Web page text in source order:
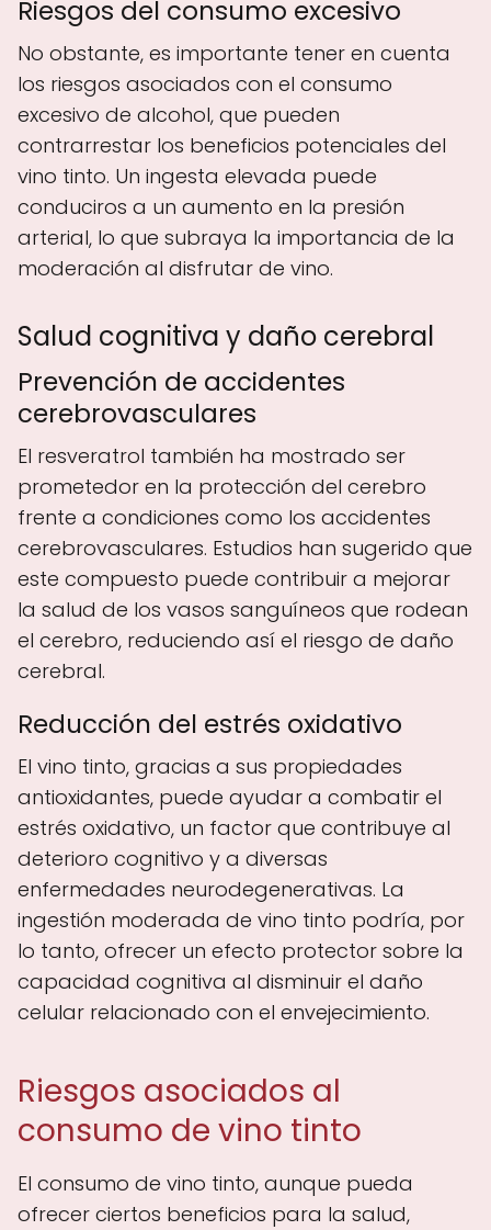
Riesgos del consumo excesivo
No obstante, es importante tener en cuenta
los riesgos asociados con el consumo
excesivo de alcohol, que pueden
contrarrestar los beneficios potenciales del
vino tinto. Un ingesta elevada puede
conduciros a un aumento en la presión
arterial, lo que subraya la importancia de la
moderación al disfrutar de vino.
Salud cognitiva y daño cerebral
Prevención de accidentes
cerebrovasculares
El resveratrol también ha mostrado ser
prometedor en la protección del cerebro
frente a condiciones como los accidentes
cerebrovasculares. Estudios han sugerido que
este compuesto puede contribuir a mejorar
la salud de los vasos sanguíneos que rodean
el cerebro, reduciendo así el riesgo de daño
cerebral.
Reducción del estrés oxidativo
El vino tinto, gracias a sus propiedades
antioxidantes, puede ayudar a combatir el
estrés oxidativo, un factor que contribuye al
deterioro cognitivo y a diversas
enfermedades neurodegenerativas. La
ingestión moderada de vino tinto podría, por
lo tanto, ofrecer un efecto protector sobre la
capacidad cognitiva al disminuir el daño
celular relacionado con el envejecimiento.
Riesgos asociados al
consumo de vino tinto
El consumo de vino tinto, aunque pueda
ofrecer ciertos beneficios para la salud,